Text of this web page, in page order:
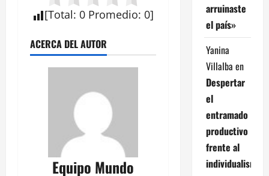
[Total: 0 Promedio: 0]
ACERCA DEL AUTOR
Equipo Mundo
arruinaste
el país»
Yanina
Villalba en
Despertar
el
entramado
productivo
frente al
individualismo